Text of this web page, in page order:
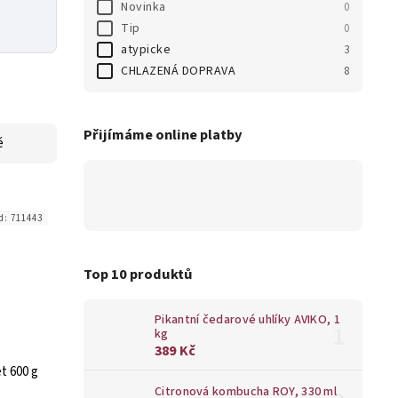
Novinka 0
Tip 0
atypicke 3
CHLAZENÁ DOPRAVA 8
Přijímáme online platby
Top 10 produktů
Pikantní čedarové uhlíky AVIKO, 1
kg
389 Kč
Citronová kombucha ROY, 330 ml
600 g
711443